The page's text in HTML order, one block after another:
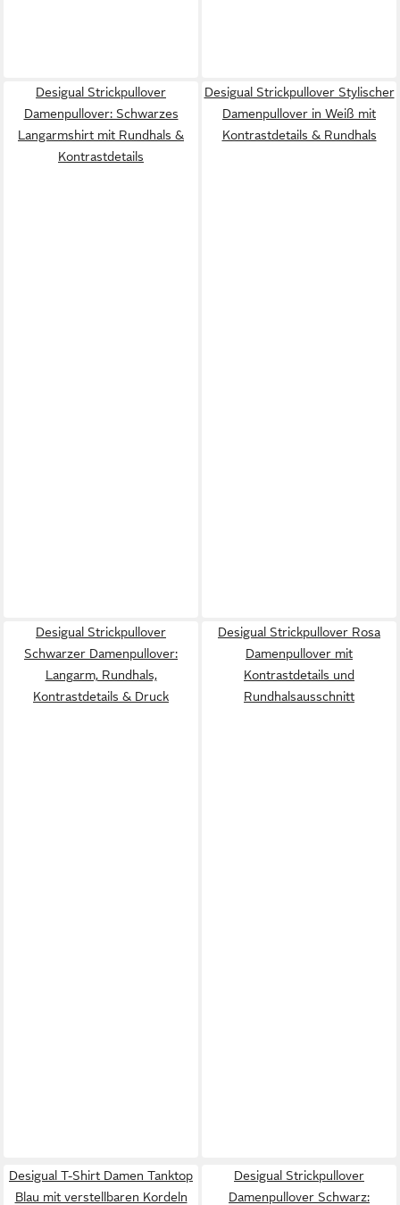
Desigual Strickpullover
Damenpullover: Schwarzes
Langarmshirt mit Rundhals &
Kontrastdetails
Desigual Strickpullover Stylischer
Damenpullover in Weiß mit
Kontrastdetails & Rundhals
Desigual Strickpullover
Schwarzer Damenpullover:
Langarm, Rundhals,
Kontrastdetails & Druck
Desigual Strickpullover Rosa
Damenpullover mit
Kontrastdetails und
Rundhalsausschnitt
Desigual T-Shirt Damen Tanktop
Blau mit verstellbaren Kordeln
Desigual Strickpullover
Damenpullover Schwarz: